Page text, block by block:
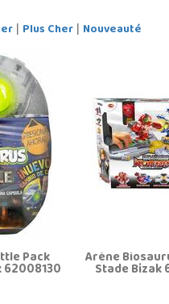
| Plus Cher| Nouveauté
Pack Arène
Stade